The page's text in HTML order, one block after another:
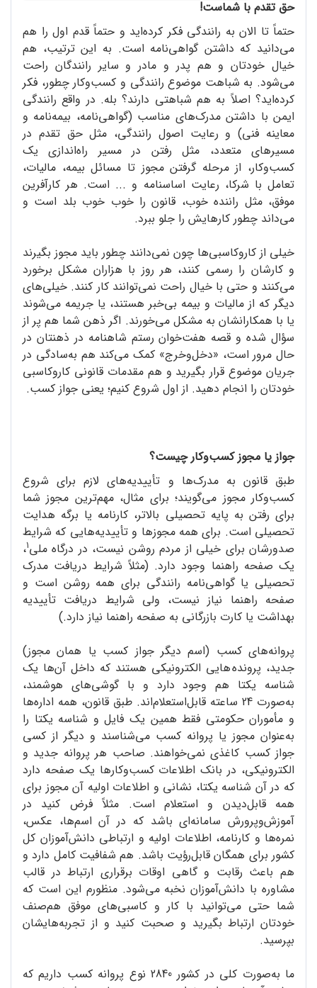
حق تقدم با شماست!
حتماً تا الان به رانندگی فکر کرده‌اید و حتماً قدم اول را هم
می‌دانید که داشتن گواهی‌نامه است. به این ترتیب، هم
خیال خودتان و هم پدر و مادر و سایر رانندگان راحت
می‌شود. به شباهت موضوع رانندگی و کسب‌وکار چطور، فکر
کرده‌اید؟ اصلاً به هم شباهتی دارند؟ بله. در واقع رانندگی
ایمن با داشتن مدرک‌های مناسب (گواهی‌نامه، بیمه‌نامه و
معاینه فنی) و رعایت اصول رانندگی، مثل حق تقدم در
مسیرهای متعدد، مثل رفتن در مسیر راه‌اندازی یک
کسب‌وکار، از مرحله گرفتن مجوز تا مسائل بیمه، مالیات،
تعامل با شرکا، رعایت اساسنامه و ... است. هر کارآفرین
موفق، مثل راننده خوب، قانون را خوب خوب بلد است و
می‌داند چطور کارهایش را جلو ببرد.
خیلی از کاروکاسبی‌ها چون نمی‌دانند چطور باید مجوز بگیرند
و کارشان را رسمی کنند، هر روز با هزاران مشکل برخورد
می‌کنند و حتی با خیال راحت نمی‌توانند کار کنند. خیلی‌های
دیگر که از مالیات و بیمه بی‌خبر هستند، یا جریمه می‌شوند
یا با همکارانشان به مشکل می‌خورند. اگر ذهن شما هم پر از
سؤال شده و قصه هفت‌خوان رستم شاهنامه در ذهنتان در
حال مرور است، «دخل‌وخرج» کمک می‌کند هم به‌سادگی در
جریان موضوع قرار بگیرید و هم مقدمات قانونی کاروکاسبی
خودتان را انجام دهید. از اول شروع کنیم؛ یعنی جواز کسب.
جواز یا مجوز کسب‌وکار چیست؟
طبق قانون به مدرک‌ها و تأییدیه‌های لازم برای شروع
کسب‌وکار مجوز می‌گویند؛ برای مثال، مهم‌ترین مجوز شما
برای رفتن به پایه تحصیلی بالاتر، کارنامه یا برگه هدایت
تحصیلی است. برای همه مجوزها و تأییدیه‌هایی که شرایط
صدورشان برای خیلی از مردم روشن نیست، در درگاه ملی1،
یک صفحه راهنما وجود دارد. (مثلاً شرایط دریافت مدرک
تحصیلی یا گواهی‌نامه رانندگی برای همه روشن است و
صفحه راهنما نیاز نیست، ولی شرایط دریافت تأییدیه
بهداشت یا کارت بازرگانی به صفحه راهنما نیاز دارد.)
پروانه‌های کسب (اسم دیگر جواز کسب یا همان مجوز)
جدید، پرونده هایی الکترونیکی هستند که داخل آن‌ها یک
شناسه یکتا هم وجود دارد و با گوشی‌های هوشمند،
به‌صورت 24 ساعته قابل‌استعلام‌اند. طبق قانون، همه اداره‌ها
و مأموران حکومتی فقط همین یک فایل و شناسه یکتا را
به‌عنوان مجوز یا پروانه کسب می‌شناسند و دیگر از کسی
جواز کسب کاغذی نمی‌خواهند. صاحب هر پروانه جدید و
الکترونیکی، در بانک اطلاعات کسب‌وکارها یک صفحه دارد
که در آن شناسه یکتا، نشانی و اطلاعات اولیه آن مجوز برای
همه قابل‌دیدن و استعلام است. مثلاً فرض کنید در
آموزش‌وپرورش سامانه‌ای باشد که در آن اسم‌ها، عکس،
نمره‌ها و کارنامه، اطلاعات اولیه و ارتباطی دانش‌آموزان کل
کشور برای همگان قابل‌رؤیت باشد. هم شفافیت کامل دارد و
هم باعث رقابت و گاهی اوقات برقراری ارتباط در قالب
مشاوره با دانش‌آموزان نخبه می‌شود. منظورم این است که
شما حتی می‌توانید با کار و کاسبی‌های موفق هم‌صنف
خودتان ارتباط بگیرید و صحبت کنید و از تجربه‌هایشان
بپرسید.
ما به‌صورت کلی در کشور 2840 نوع پروانه کسب داریم که